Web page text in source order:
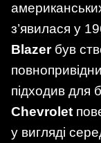
з’явилася у
Blazerбув
підходив для
Chevrolet
у вигляді